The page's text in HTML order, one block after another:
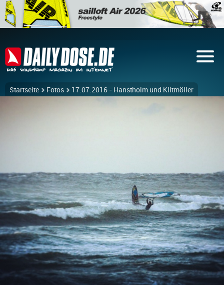
Startseite Fotos 17.07.2016 - Hanstholm und Klitmöller